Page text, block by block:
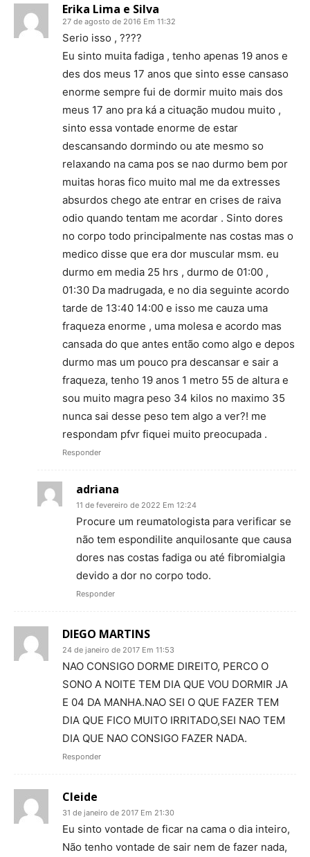
Erika Lima e Silva
27 de agosto de 2016 Em 11:32
Serio isso , ????
Eu sinto muita fadiga , tenho apenas 19 anos e
des dos meus 17 anos que sinto esse cansaso
enorme sempre fui de dormir muito mais dos
meus 17 ano pra ká a cituação mudou muito ,
sinto essa vontade enorme de estar
descansando dormindo ou ate mesmo so
relaxando na cama pos se nao durmo bem por
muitas horas fico muito mal me da extresses
absurdos chego ate entrar en crises de raiva
odio quando tentam me acordar . Sinto dores
no corpo todo principalmente nas costas mas o
medico disse que era dor muscular msm. eu
durmo em media 25 hrs , durmo de 01:00 ,
01:30 Da madrugada, e no dia seguinte acordo
tarde de 13:40 14:00 e isso me cauza uma
fraqueza enorme , uma molesa e acordo mas
cansada do que antes então como algo e depos
durmo mas um pouco pra descansar e sair a
fraqueza, tenho 19 anos 1 metro 55 de altura e
sou muito magra peso 34 kilos no maximo 35
nunca sai desse peso tem algo a ver?! me
respondam pfvr fiquei muito preocupada .
Responder
adriana
11 de fevereiro de 2022 Em 12:24
Procure um reumatologista para verificar se
não tem espondilite anquilosante que causa
dores nas costas fadiga ou até fibromialgia
devido a dor no corpo todo.
Responder
DIEGO MARTINS
24 de janeiro de 2017 Em 11:53
NAO CONSIGO DORME DIREITO, PERCO O
SONO A NOITE TEM DIA QUE VOU DORMIR JA
E 04 DA MANHA.NAO SEI O QUE FAZER TEM
DIA QUE FICO MUITO IRRITADO,SEI NAO TEM
DIA QUE NAO CONSIGO FAZER NADA.
Responder
Cleide
31 de janeiro de 2017 Em 21:30
Eu sinto vontade de ficar na cama o dia inteiro,
Não tenho vontade de sair nem de fazer nada,